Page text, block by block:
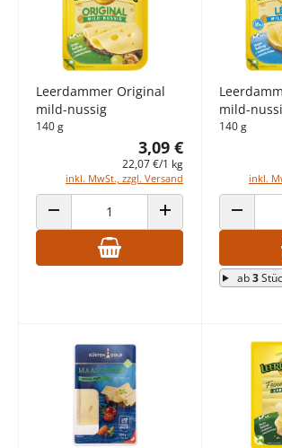
Leerdammer Original
mild-nussig
140 g
3,09 €
22,07 €/1 kg
inkl. MwSt., zzgl. Versand
ANZAHL VERRINGERN ANZAHL ERHÖHEN
mild-
140 g
inkl.
ANZAHL
ab3